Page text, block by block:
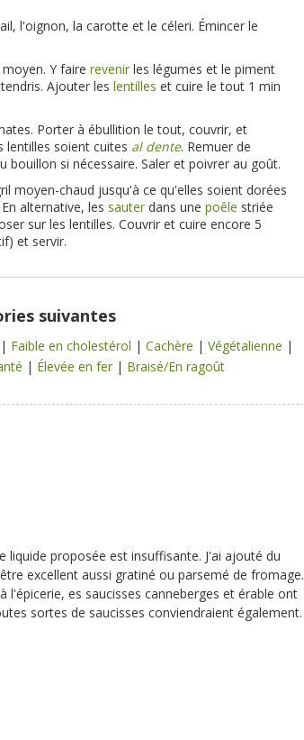
l'oignon, la carotte et le céleri. Émincer le
Y faire revenir les légumes et le piment
Ajouter les lentilles et cuire le tout 1 min
Porter à ébullition le tout, couvrir, et
lentilles soient cuites al dente. Remuer de
si nécessaire. Saler et poivrer au goût.
moyen-chaud jusqu'à ce qu'elles soient dorées
alternative, les sauter dans une poêle striée
sur les lentilles. Couvrir et cuire encore 5
et servir.
suivantes
| Faible en cholestérol | Cachère | Végétalienne |
| Élevée en fer | Braisé/En ragoût
proposée est insuffisante. J'ai ajouté du
excellent aussi gratiné ou parsemé de fromage.
l'épicerie, es saucisses canneberges et érable ont
sortes de saucisses conviendraient également.